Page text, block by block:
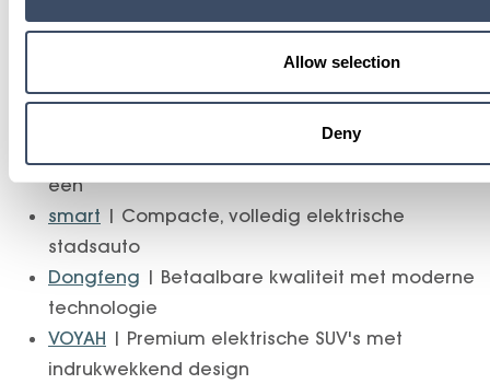
Allow selection
Deny
rijklaar en snel beschikbaar. Ideaal voor zowel
particuliere rijders als zakelijke klanten.
Ons aanbod personenwagens
één
smart | Compacte, volledig elektrische
stadsauto
Dongfeng | Betaalbare kwaliteit met moderne
technologie
VOYAH | Premium elektrische SUV's met
indrukwekkend design